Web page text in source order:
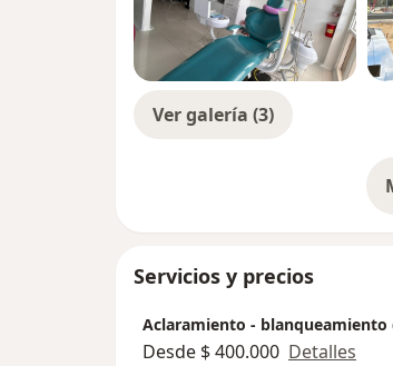
Ver galería (3)
Servicios y precios
Aclaramiento - blanqueamiento
Desde $ 400.000 Detalles